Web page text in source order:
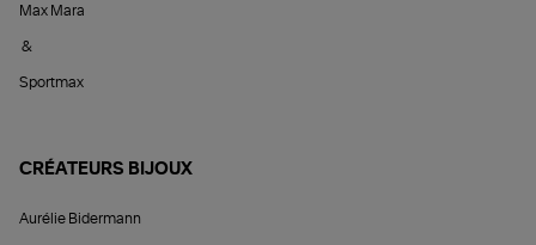
Max Mara
&
Sportmax
CRÉATEURS BIJOUX
Aurélie Bidermann